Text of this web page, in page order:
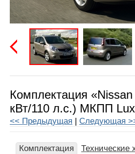
Комплектация
кВт/110 л.с.) МКПП
<< Предыдущая Следующая
Комплектация Технические